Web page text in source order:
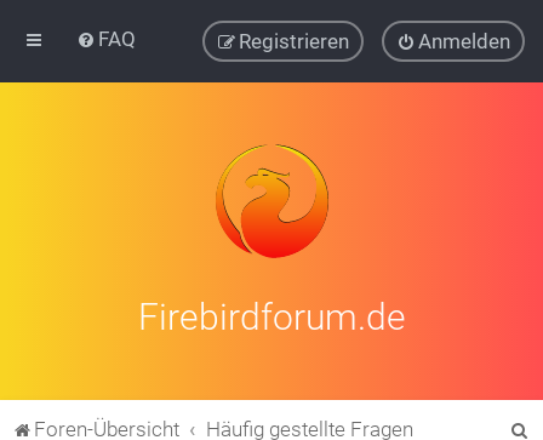
FAQ Anmelden
Registrieren
Firebirdforum.de
Foren-Übersicht Häufig gestellte Fragen